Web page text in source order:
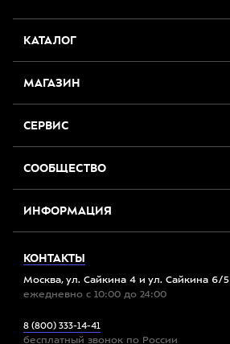
КАТАЛОГ
МАГАЗИН
СЕРВИС
СООБЩЕСТВО
ИНФОРМАЦИЯ
КОНТАКТЫ
Москва, ул. Сайкина 4 и ул. Сайкина 6/5
ежедневно с 10:00 до 24:00
8 (800) 333-14-41
бесплатный звонок по России